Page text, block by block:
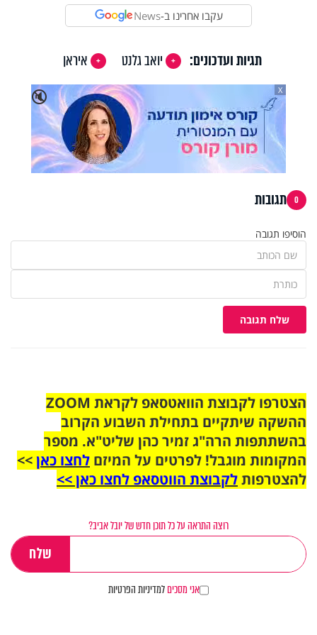
עקבו אחרינו ב-News
תגיות ועדכונים: יואב גלנט
איראן
🔇
X
0 תגובות
הוסיפו תגובה
שלח תגובה
הצטרפו לקבוצת הוואטסאפ לקראת ZOOM
ההשקה שיתקיים בתחילת השבוע הקרוב
בהשתתפות הרה"ג זמיר כהן שליט"א. מספר
המקומות מוגבל! לפרטים על המיזם לחצו כאן>>
להצטרפותלקבוצת הווטסאפ לחצו כאן >>
רוצה התראה על כל תוכן חדש של יובל אביב?
אני מסכיםלמדיניות הפרטיות